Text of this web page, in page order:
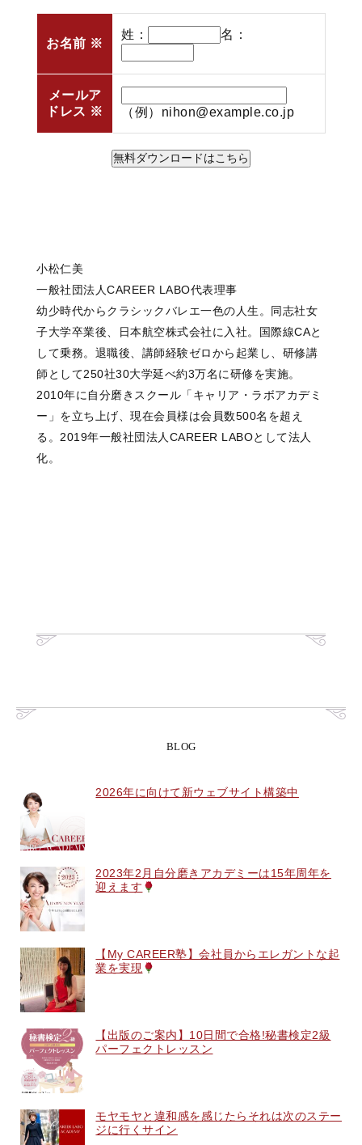
お名前 ※
姓： 名：
メールア
ドレス ※ （例）nihon@example.co.jp
小松仁美
一般社団法人CAREER LABO代表理事
幼少時代からクラシックバレエ一色の人生。同志社女
子大学卒業後、日本航空株式会社に入社。国際線CAと
して乗務。退職後、講師経験ゼロから起業し、研修講
師として250社30大学延べ約3万名に研修を実施。
2010年に自分磨きスクール「キャリア・ラボアカデミ
ー」を立ち上げ、現在会員様は会員数500名を超え
る。2019年一般社団法人CAREER LABOとして法人
化。
BLOG
2026年に向けて新ウェブサイト構築中
2023年2月自分磨きアカデミーは15年周年を
迎えます
【My CAREER塾】会社員からエレガントな起
業を実現
【出版のご案内】10日間で合格!秘書検定2級
パーフェクトレッスン
モヤモヤと違和感を感じたらそれは次のステー
ジに行くサイン